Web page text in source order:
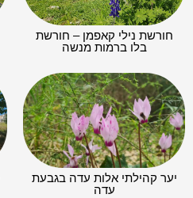
חורשת נילי קאפמן – חורשת
בלו ברמות מנשה
יער קהילתי אלות עדה בגבעת
עדה